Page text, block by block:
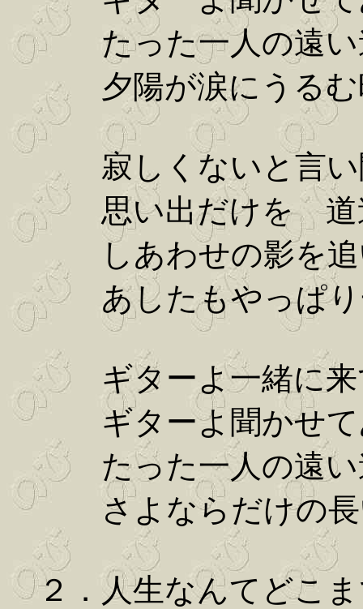
たった一人の遠い
夕陽が涙にうるむ
寂しくないと言い
思い出だけを 道
しあわせの影を追
あしたもやっぱり
ギターよ一緒に来
ギターよ聞かせて
たった一人の遠い
さよならだけの長
２．人生なんてどこ